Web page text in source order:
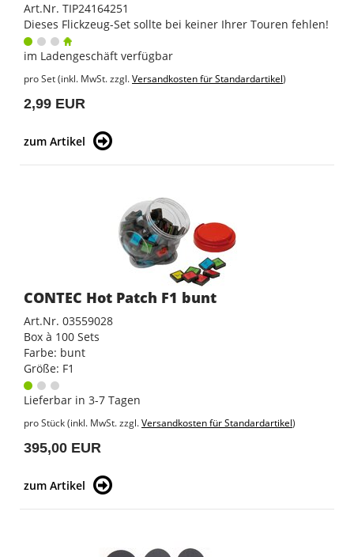
Art.Nr. TIP24164251
Dieses Flickzeug-Set sollte bei keiner Ihrer Touren fehlen!
im Ladengeschäft verfügbar
pro Set (inkl. MwSt. zzgl.Versandkosten für Standardartikel)
2,99 EUR
zum Artikel
CONTEC Hot Patch F1 bunt
Art.Nr. 03559028
Box à 100 Sets
Farbe: bunt
Größe: F1
Lieferbar in 3-7 Tagen
pro Stück (inkl. MwSt. zzgl.Versandkosten für Standardartikel)
395,00 EUR
zum Artikel